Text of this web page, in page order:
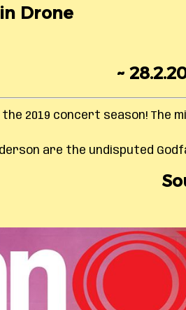
Drone
~
2019 concert season! The
are the undisputed